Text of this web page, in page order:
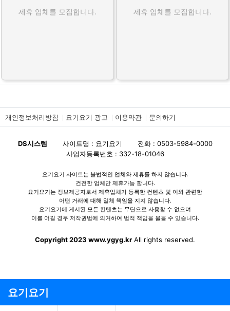
제휴 업체를 모집합니다. 제휴 업체를 모집합니다.
개인정보처리방침 요기요기 광고 이용약관 문의하기
DS시스템 사이트명 : 요기요기
전화 : 0503-5984-0000
사업자등록번호 : 332-18-01046
요기요기 사이트는 불법적인 업체와 제휴를 하지 않습니다.
건전한 업체만 제휴가능 합니다.
요기요기는 정보제공자로서 제휴업체가 등록한 컨텐츠 및 이와 관련한
어떤 거래에 대해 일체 책임을 지지 않습니다.
요기요기에 게시된 모든 컨텐츠는 무단으로 사용할 수 없으며
이를 어길 경우 저작권법에 의거하여 법적 책임을 물을 수 있습니다.
Copyright 2023 www.ygyg.kr All rights reserved.
요기요기